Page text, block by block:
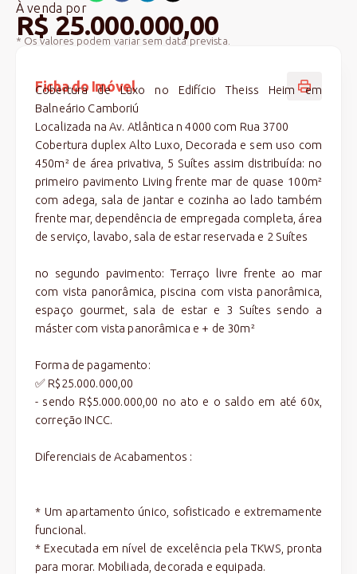
À venda por
R$ 25.000.000,00
* Os valores podem variar sem data prevista.
Ficha do Imóvel
Cobertura de Luxo no Edifício Theiss Heim em
Balneário Camboriú
Localizada na Av. Atlântica n 4000 com Rua 3700
Cobertura duplex Alto Luxo, Decorada e sem uso com
450m² de área privativa, 5 Suítes assim distribuída: no
primeiro pavimento Living frente mar de quase 100m²
com adega, sala de jantar e cozinha ao lado também
frente mar, dependência de empregada completa, área
de serviço, lavabo, sala de estar reservada e 2 Suítes
no segundo pavimento: Terraço livre frente ao mar
com vista panorâmica, piscina com vista panorâmica,
espaço gourmet, sala de estar e 3 Suítes sendo a
máster com vista panorâmica e + de 30m²
Forma de pagamento:
✅ R$25.000.000,00
- sendo R$5.000.000,00 no ato e o saldo em até 60x,
correção INCC.
Diferenciais de Acabamentos :
* Um apartamento único, sofisticado e extremamente
funcional.
* Executada em nível de excelência pela TKWS, pronta
para morar. Mobiliada, decorada e equipada.